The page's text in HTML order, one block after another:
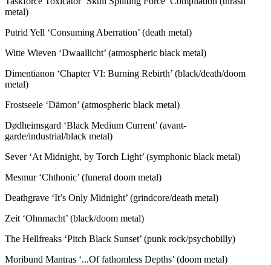
metal)
Putrid Yell ‘Consuming Aberration’ (death metal)
Witte Wieven ‘Dwaallicht’ (atmospheric black metal)
Dimentianon ‘Chapter VI: Burning Rebirth’ (black/death/doom
metal)
Frostseele ‘Dämon’ (atmospheric black metal)
Dødheimsgard ‘Black Medium Current’ (avant-
garde/industrial/black metal)
Sever ‘At Midnight, by Torch Light’ (symphonic black metal)
Mesmur ‘Chthonic’ (funeral doom metal)
Deathgrave ‘It’s Only Midnight’ (grindcore/death metal)
Zeit ‘Ohnmacht’ (black/doom metal)
The Hellfreaks ‘Pitch Black Sunset’ (punk rock/psychobilly)
Moribund Mantras ‘...Of fathomless Depths’ (doom metal)